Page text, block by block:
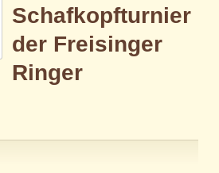
Schafkopfturnier
der Freisinger
Ringer